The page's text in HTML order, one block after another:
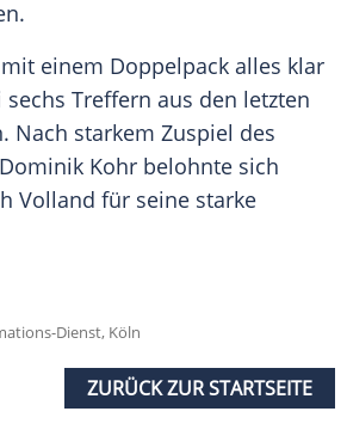
einem Doppelpack alles klar
Treffern aus den letzten
Nach starkem Zuspiel des
Kohr belohnte sich
Volland für seine starke
Dienst, Köln
ZURÜCK ZUR STARTSEITE